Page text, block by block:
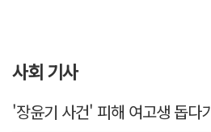
사회 기사